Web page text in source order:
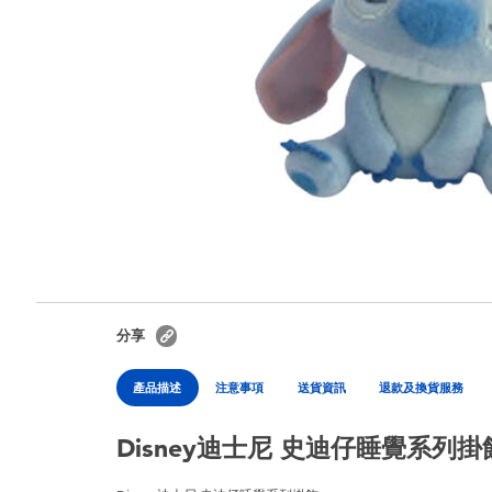
分享
產品描述 注意事項 送貨資訊 退款及換貨服務
Disney迪士尼 史迪仔睡覺系列掛